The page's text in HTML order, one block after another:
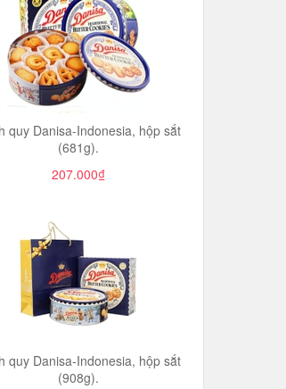
quy Danisa-Indonesia, hộp sắt
(681g).
207.000₫
quy Danisa-Indonesia, hộp sắt
(908g).